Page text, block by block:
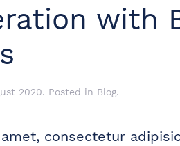
with
2020. Posted in Blog.
consectetur